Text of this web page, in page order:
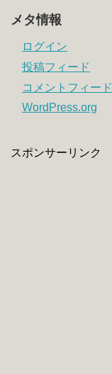
メタ情報
ログイン
投稿フィード
コメントフィード
WordPress.org
スポンサーリンク